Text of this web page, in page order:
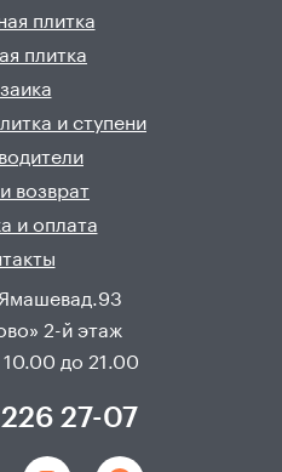
плитка
плитка
и ступени
возврат
и оплата
2-й этаж
10.00 до 21.00
27-07